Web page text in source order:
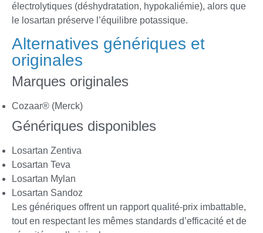
électrolytiques (déshydratation, hypokaliémie), alors que
le losartan préserve l’équilibre potassique.
Alternatives génériques et
originales
Marques originales
Cozaar® (Merck)
Génériques disponibles
Losartan Zentiva
Losartan Teva
Losartan Mylan
Losartan Sandoz
Les génériques offrent un rapport qualité-prix imbattable,
tout en respectant les mêmes standards d’efficacité et de